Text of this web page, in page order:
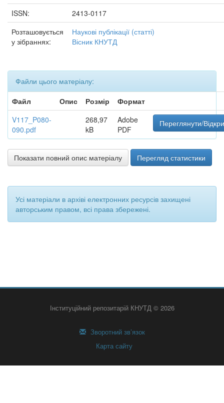
ISSN:
2413-0117
Розташовується
у зібраннях:
Наукові публікації (статті)
Вісник КНУТД
Файли цього матеріалу:
Файл
Опис Розмір
Формат
V117_P080-
090.pdf
268,97
kB
Adobe
PDF
Переглянути/
Показати повний опис матеріалу Перегляд статистики
Усі матеріали в архіві електронних ресурсів захищені
авторським правом, всі права збережені.
Інституційний репозитарій КНУТД © 2026
Зворотний зв’язок
Карта сайту